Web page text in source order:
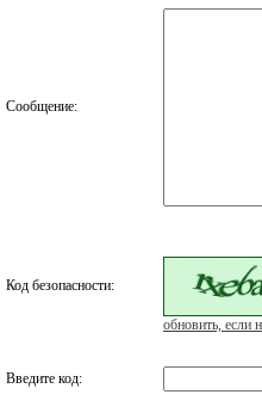
Сообщение:
Код безопасности:
обновить, если
Введите код: